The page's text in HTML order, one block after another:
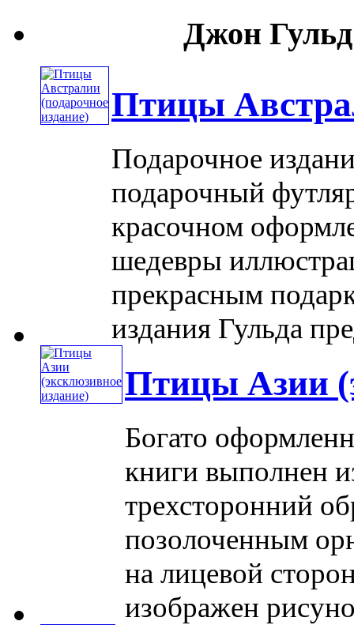
Джон Гульд
Птицы
Подарочное
подарочный
красочном
шедевры
прекрасным
издания Гульда
Птицы Азии
Богато
книги выполнен
трехсторонний
позолоченным
на лицевой
изображен